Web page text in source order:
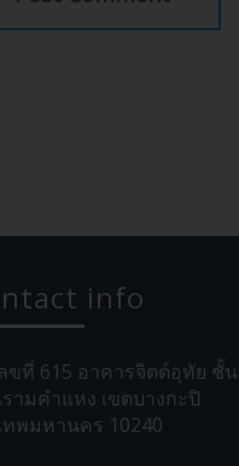
info
ขที่ 615 อาคารจิตต์อุทัย ชั้
ามคำแหง เขตบางกะปิ
ทพมหานคร 10240